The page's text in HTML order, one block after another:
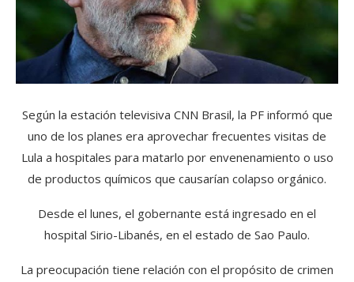
Según la estación televisiva CNN Brasil, la PF informó que
uno de los planes era aprovechar frecuentes visitas de
Lula a hospitales para matarlo por envenenamiento o uso
de productos químicos que causarían colapso orgánico.
Desde el lunes, el gobernante está ingresado en el
hospital Sirio-Libanés, en el estado de Sao Paulo.
La preocupación tiene relación con el propósito de crimen